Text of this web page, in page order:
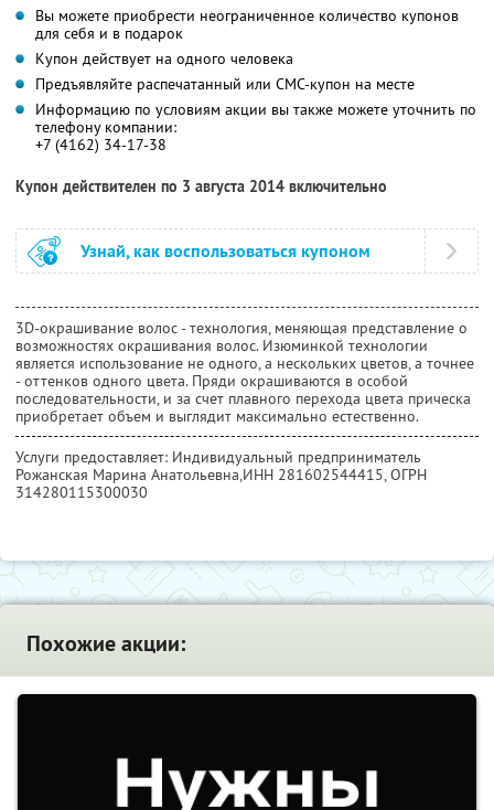
Вы можете приобрести неограниченное количество купонов
для себя и в подарок
Купон действует на одного человека
Предъявляйте распечатанный или СМС-купон на месте
Информацию по условиям акции вы также можете уточнить по
телефону компании:
+7 (4162) 34-17-38
Купон действителен по 3 августа 2014 включительно
Узнай, как воспользоваться купоном
3D-окрашивание волос - технология, меняющая представление о
возможностях окрашивания волос. Изюминкой технологии
является использование не одного, а нескольких цветов, а точнее
- оттенков одного цвета. Пряди окрашиваются в особой
последовательности, и за счет плавного перехода цвета прическа
приобретает объем и выглядит максимально естественно.
Услуги предоставляет: Индивидуальный предприниматель
Рожанская Марина Анатольевна,ИНН 281602544415, ОГРН
314280115300030
Похожие акции: